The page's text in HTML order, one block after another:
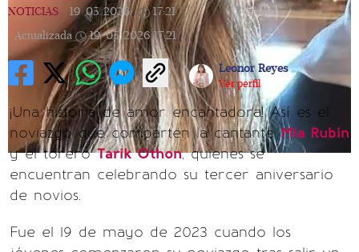
NOTICIAS 19/05/2026 | 17:21 |
Actualizada
19/05/2026 17:21
Leonor Reyes
Ver perfil
¡Una historia de amor encantadora! Así es el
noviazgo que comparten la cantanteMía Rubín
y el toreroTarik Othon, quienes se
encuentran celebrando su tercer aniversario
de novios.
Fue el 19 de mayo de 2023 cuando los